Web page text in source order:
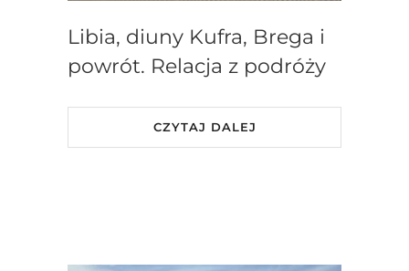
Libia, diuny Kufra, Brega i
powrót. Relacja z podróży
CZYTAJ DALEJ